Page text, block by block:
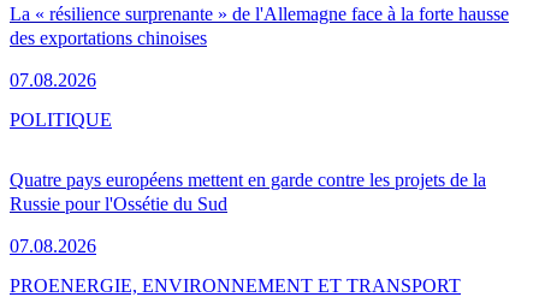
La « résilience surprenante » de l'Allemagne face à la forte hausse
des exportations chinoises
07.08.2026
Quatre pays européens mettent en garde contre les projets de la
Russie pour l'Ossétie du Sud
07.08.2026
POLITIQUE
PROENERGIE, ENVIRONNEMENT ET TRANSPORT